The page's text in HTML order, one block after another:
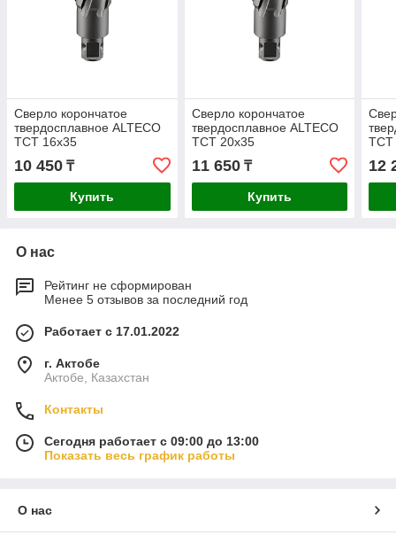
Сверло корончатое
твердосплавное ALTECO
TCT 16х35
10 450 ₸
Купить
Сверло корончатое
твердосплавное ALTECO
TCT 20х35
11 650₸
Купить
TCT
12
О нас
Рейтинг не сформирован
Менее 5 отзывов за последний год
Работает с 17.01.2022
г. Актобе
Актобе, Казахстан
Контакты
Сегодня работает с 09:00 до 13:00
Показать весь график работы
О нас